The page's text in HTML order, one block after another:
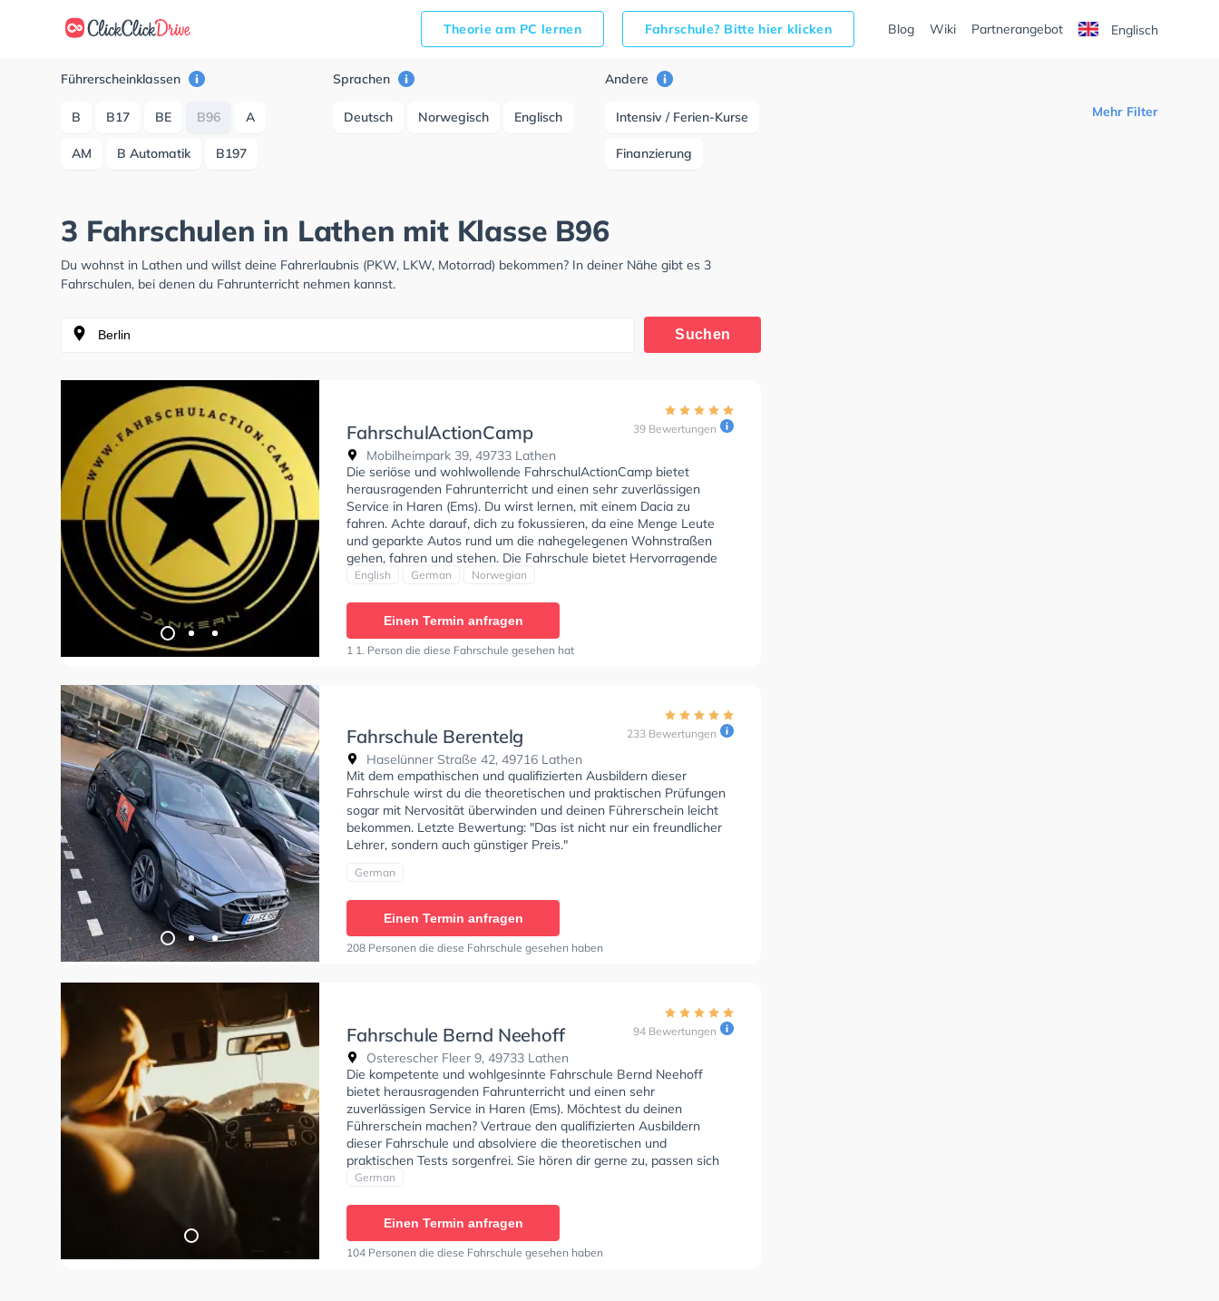
Theorie am PC lernen Fahrschule? Bitte hier klicken Blog Wiki Partnerangebot Englisch
Führerscheinklassen
B B17 BE B96 A
AM B Automatik B197
Sprachen
Deutsch Norwegisch Englisch
Andere
Intensiv / Ferien-Kurse
Finanzierung
Mehr Filter
3 Fahrschulen in Lathen mit Klasse B96
Du wohnst in Lathen und willst deine Fahrerlaubnis (PKW, LKW, Motorrad) bekommen? In deiner Nähe gibt es 3
Fahrschulen, bei denen du Fahrunterricht nehmen kannst.
Suchen
FahrschulActionCamp
Mobilheimpark 39, 49733 Lathen
39 Bewertungen
Die seriöse und wohlwollende FahrschulActionCamp bietet
herausragenden Fahrunterricht und einen sehr zuverlässigen
Service in Haren (Ems). Du wirst lernen, mit einem Dacia zu
fahren. Achte darauf, dich zu fokussieren, da eine Menge Leute
und geparkte Autos rund um die nahegelegenen Wohnstraßen
gehen, fahren und stehen. Die Fahrschule bietet Hervorragende
Bedingungen um deine Klasse B, Klasse BE, Klasse B96, Klasse
Unterricht kann auf Englisch, Deutsch und Norwegisch stattfinden.
English German Norwegian
Einen Termin anfragen
1 1. Person die diese Fahrschule gesehen hat
Fahrschule Berentelg
Haselünner Straße 42, 49716 Lathen
233 Bewertungen
Mit dem empathischen und qualifizierten Ausbildern dieser
Fahrschule wirst du die theoretischen und praktischen Prüfungen
sogar mit Nervosität überwinden und deinen Führerschein leicht
bekommen. Letzte Bewertung: "Das ist nicht nur ein freundlicher
Lehrer, sondern auch günstiger Preis."
German
Einen Termin anfragen
208 Personen die diese Fahrschule gesehen haben
Fahrschule Bernd Neehoff
Osterescher Fleer 9, 49733 Lathen
94 Bewertungen
Die kompetente und wohlgesinnte Fahrschule Bernd Neehoff
bietet herausragenden Fahrunterricht und einen sehr
zuverlässigen Service in Haren (Ems). Möchtest du deinen
Führerschein machen? Vertraue den qualifizierten Ausbildern
dieser Fahrschule und absolviere die theoretischen und
praktischen Tests sorgenfrei. Sie hören dir gerne zu, passen sich
deinen Wünschen an und bieten dir eine persönliche
Fahrschule Bernd Neehoff Sie können einen Termin online
anfragen.
German
Einen Termin anfragen
104 Personen die diese Fahrschule gesehen haben